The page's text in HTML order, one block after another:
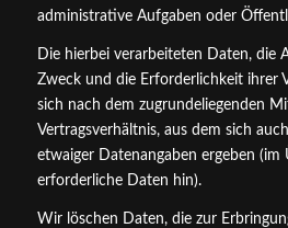
administrative Aufgaben oder
Die hierbei verarbeiteten Daten, die
Zweck und die Erforderlichkeit ihrer
sich nach dem zugrundeliegenden
Vertragsverhältnis, aus dem sich
etwaiger Datenangaben ergeben (im
erforderliche Daten hin).
Wir löschen Daten, die zur